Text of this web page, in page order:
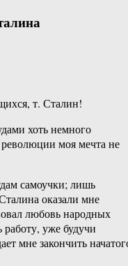
т. Сталин!
хоть немного
моя мечта не
самоучки; лишь
оказали мне
любовь народных
уже будучи
мне закончить